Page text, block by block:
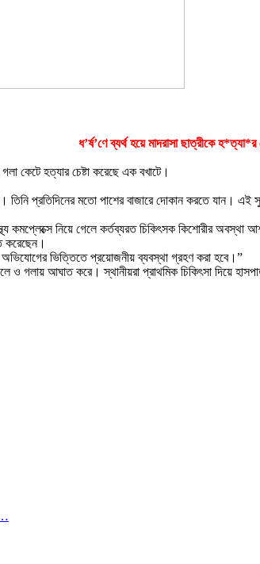
ধ’র্ষ’ণে ব্যর্থ হয়ে মাদরাসা ছাত্রীকে
কেটে হত্যার চেষ্টা করেছে এক বখাটে।
প্রতিদিনের মতো পাশের বাজারে দোকান করতে যান।
নিয়ে গেলে কর্তব্যরত চিকিৎসক কিশোরীর অবস্থা
করেছেন।
অভিযোগের ভিত্তিতে প্রয়োজনীয় ব্যবস্থা গ্রহণ করা হবে।”
ও গলায় আঘাত করে। স্থানীয়রা প্রাথমিক চিকিৎসা দিয়ে